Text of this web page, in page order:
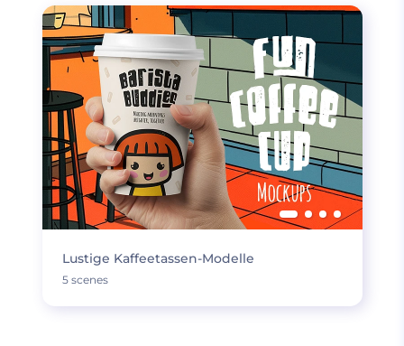
Lustige Kaffeetassen-Modelle
5 scenes